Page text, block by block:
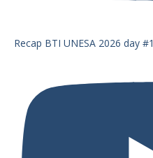
Recap BTI UNESA 2026 day #1